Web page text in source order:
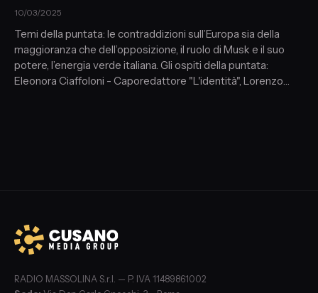
10/03/2025
Temi della puntata: le contraddizioni sull’Europa sia della
maggioranza che dell’opposizione, il ruolo di Musk e il suo
potere, l’energia verde italiana. Gli ospiti della puntata:
Eleonora Ciaffoloni - Caporedattore "L'identità", Lorenzo
RADIO MASSOLINA S.r.l. — P. IVA 11489861002